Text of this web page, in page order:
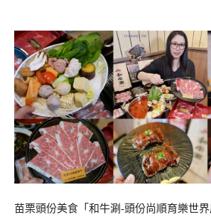
苗栗頭份美食「和牛涮-頭份尚順育樂世